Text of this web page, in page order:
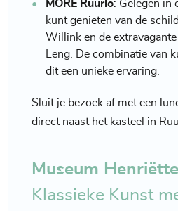
MORE Ruurlo: Gelegen in
kunt genieten van de
Willink en de
Leng. De combinatie van
dit een unieke ervaring.
Sluit je bezoek af met een
direct naast het kasteel in
Museum
Klassieke Kunst